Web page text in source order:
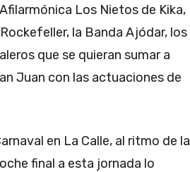
Los Nietos de Kika,
la Banda Ajódar, los
que se quieran sumar a
Juan con las actuaciones de
en La Calle, al ritmo de la
final a esta jornada lo